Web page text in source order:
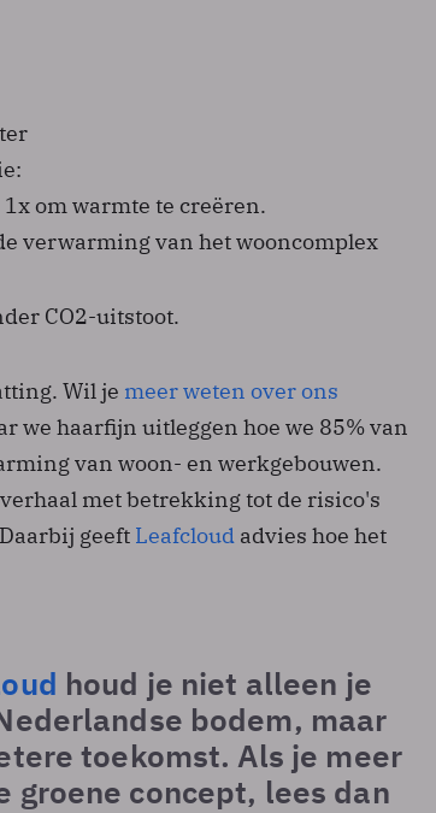
om warmte te creëren.
verwarming van het wooncomplex
CO2-uitstoot.
Wil je meer weten over ons
we haarfijn uitleggen hoe we 85% van
van woon- en werkgebouwen.
met betrekking tot de risico's
geeft Leafcloud advies hoe het
houd je niet alleen je
bodem, maar
toekomst. Als je meer
groene concept, lees dan